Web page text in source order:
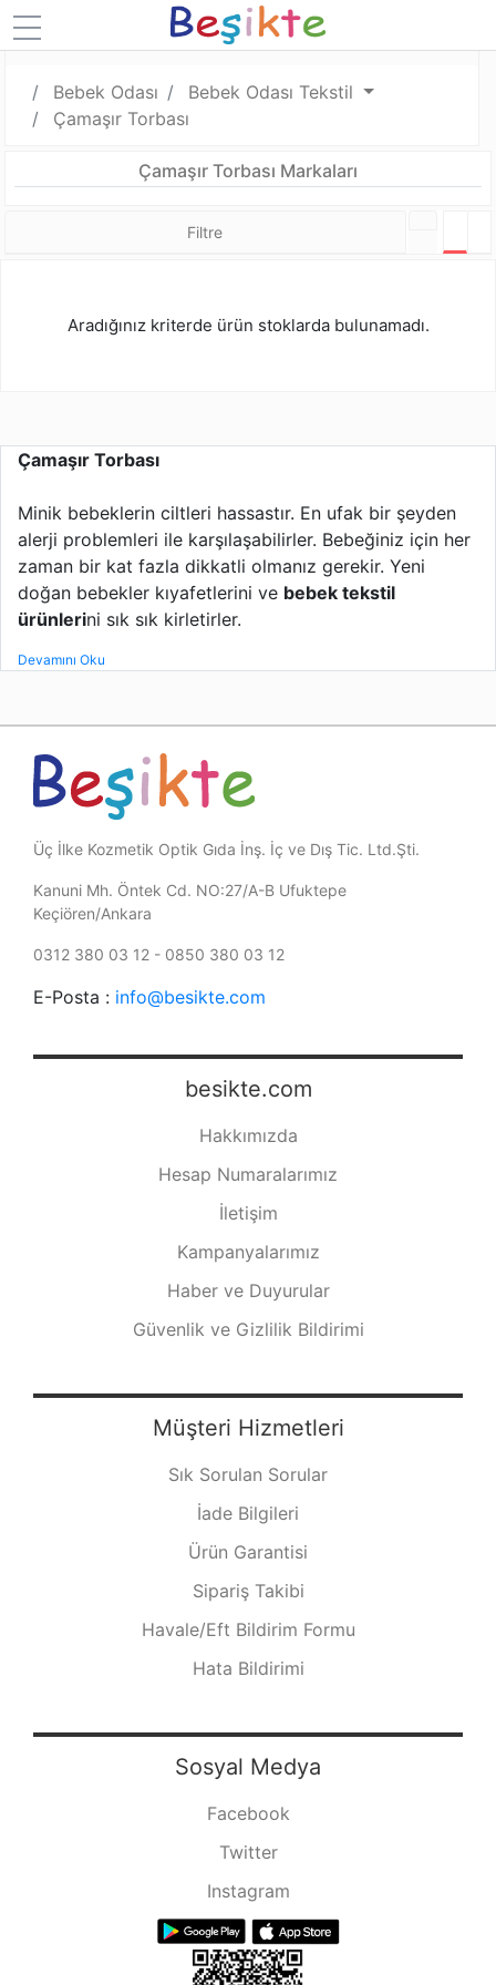
Bebek Odası
Bebek Odası Tekstil
Çamaşır Torbası
Çamaşır Torbası Markaları
Filtre
Aradığınız kriterde ürün stoklarda bulunamadı.
Çamaşır Torbası
Minik bebeklerin ciltleri hassastır. En ufak bir şeyden
alerji problemleri ile karşılaşabilirler. Bebeğiniz için her
zaman bir kat fazla dikkatli olmanız gerekir. Yeni
doğan bebekler kıyafetlerini ve bebek tekstil
ürünlerini sık sık kirletirler.
Devamını Oku
Üç İlke Kozmetik Optik Gıda İnş. İç ve Dış Tic. Ltd.Şti.
Kanuni Mh. Öntek Cd. NO:27/A-B Ufuktepe
Keçiören/Ankara
0312 380 03 12 - 0850 380 03 12
E-Posta : info@besikte.com
besikte.com
Hakkımızda
Hesap Numaralarımız
İletişim
Kampanyalarımız
Haber ve Duyurular
Güvenlik ve Gizlilik Bildirimi
Müşteri Hizmetleri
Sık Sorulan Sorular
İade Bilgileri
Ürün Garantisi
Sipariş Takibi
Havale/Eft Bildirim Formu
Hata Bildirimi
Sosyal Medya
Facebook
Twitter
Instagram